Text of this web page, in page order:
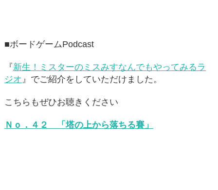
■ボードゲームPodcast
『新生！ミスターのミスみすなんでもやってみるラ
ジオ 』でご紹介をしていただけました。
こちらもぜひお聴きください
Ｎｏ．４２ 「塔の上から落ちる賽」